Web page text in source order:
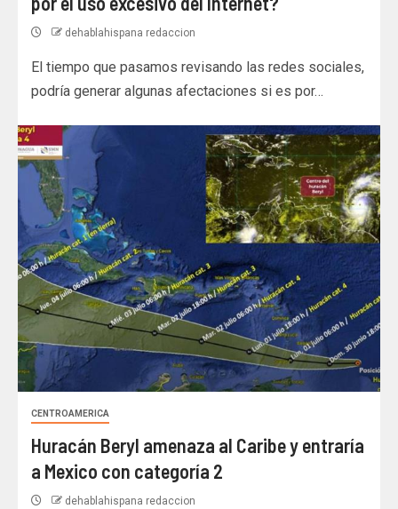
dehablahispana redaccion
El tiempo que pasamos revisando las redes sociales,
podría generar algunas afectaciones si es por…
CENTROAMERICA
Huracán Beryl amenaza al Caribe y entraría
a Mexico con categoría 2
dehablahispana redaccion